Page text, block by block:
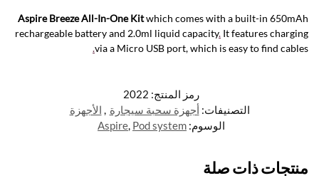
Aspire Breeze All-In-One Kitwhich comes with a built-in 650mAh
rechargeable battery and 2.0ml liquid capacity. It features charging
via a Micro USB port, which is easy to find cables
.
رمز المنتج: 2022
التصنيفات:أجهزة سحبة سيجارة , الأجهزة
الوسوم:
Aspire, Pod system
منتجات ذات صلة